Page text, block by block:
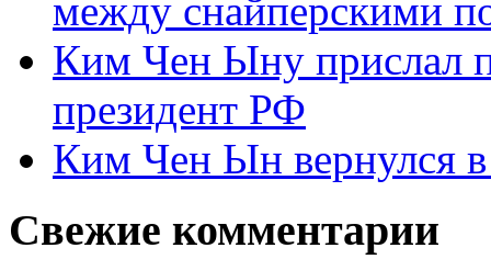
между снайперскими
Ким Чен Ыну прислал
президент РФ
Ким Чен Ын вернулся
Свежие комментарии